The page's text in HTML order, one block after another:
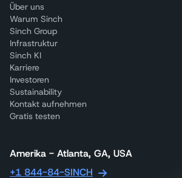
Über uns
Warum Sinch
Sinch Group
Infrastruktur
Sinch KI
Karriere
Investoren
Sustainability
Kontakt aufnehmen
Gratis testen
Amerika - Atlanta, GA, USA
+1 844-84-SINCH